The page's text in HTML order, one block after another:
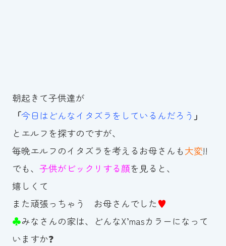
朝起きて子供達が
「今日はどんなイタズラをしているんだろう 」
とエルフを探すのですが、
毎晩エルフのイタズラを考えるお母さんも大変!!
でも、 子供がビックリする顔を見ると、
嬉しくて
また頑張っちゃう お母さんでした♥
♣みなさんの家は、どんなX’masカラーになって
いますか❓